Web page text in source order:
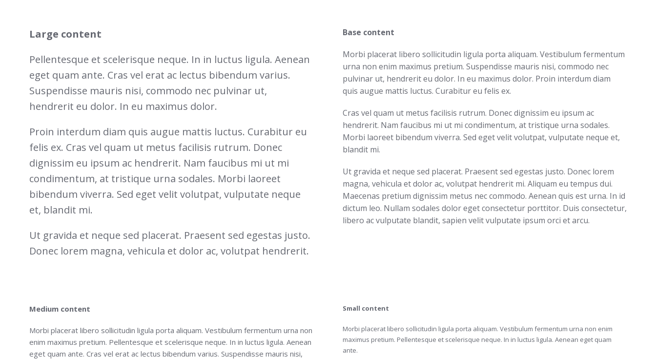
Large content
Pellentesque et scelerisque neque. In in luctus ligula. Aenean
eget quam ante. Cras vel erat ac lectus bibendum varius.
Suspendisse mauris nisi, commodo nec pulvinar ut,
hendrerit eu dolor. In eu maximus dolor.
Proin interdum diam quis augue mattis luctus. Curabitur eu
felis ex. Cras vel quam ut metus facilisis rutrum. Donec
dignissim eu ipsum ac hendrerit. Nam faucibus mi ut mi
condimentum, at tristique urna sodales. Morbi laoreet
bibendum viverra. Sed eget velit volutpat, vulputate neque
et, blandit mi.
Ut gravida et neque sed placerat. Praesent sed egestas justo.
Donec lorem magna, vehicula et dolor ac, volutpat hendrerit.
Base content
Morbi placerat libero sollicitudin ligula porta aliquam. Vestibulum fermentum
urna non enim maximus pretium. Suspendisse mauris nisi, commodo nec
pulvinar ut, hendrerit eu dolor. In eu maximus dolor. Proin interdum diam
quis augue mattis luctus. Curabitur eu felis ex.
Cras vel quam ut metus facilisis rutrum. Donec dignissim eu ipsum ac
hendrerit. Nam faucibus mi ut mi condimentum, at tristique urna sodales.
Morbi laoreet bibendum viverra. Sed eget velit volutpat, vulputate neque et,
blandit mi.
Ut gravida et neque sed placerat. Praesent sed egestas justo. Donec lorem
magna, vehicula et dolor ac, volutpat hendrerit mi. Aliquam eu tempus dui.
Maecenas pretium dignissim metus nec commodo. Aenean quis est urna. In id
dictum leo. Nullam sodales dolor eget consectetur porttitor. Duis consectetur,
libero ac vulputate blandit, sapien velit vulputate ipsum orci et arcu.
Medium content
Morbi placerat libero sollicitudin ligula porta aliquam. Vestibulum fermentum urna non
enim maximus pretium. Pellentesque et scelerisque neque. In in luctus ligula. Aenean
eget quam ante. Cras vel erat ac lectus bibendum varius. Suspendisse mauris nisi,
Small content
Morbi placerat libero sollicitudin ligula porta aliquam. Vestibulum fermentum urna non enim
maximus pretium. Pellentesque et scelerisque neque. In in luctus ligula. Aenean eget quam
ante.